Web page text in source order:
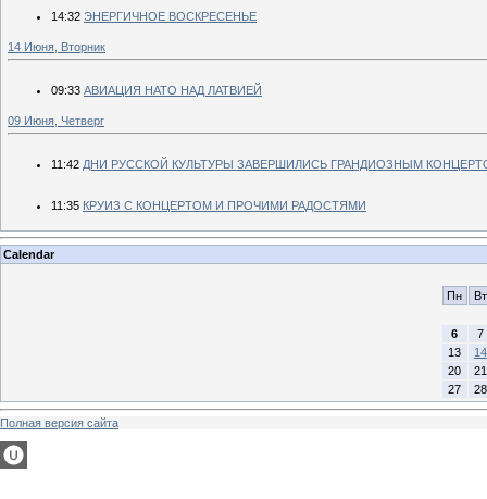
14:32 ЭНЕРГИЧНОЕ ВОСКРЕСЕНЬЕ
14 Июня, Вторник
09:33 АВИАЦИЯ НАТО НАД ЛАТВИЕЙ
09 Июня, Четверг
11:42 ДНИ РУССКОЙ КУЛЬТУРЫ ЗАВЕРШИЛИСЬ ГРАНДИОЗНЫМ
11:35 КРУИЗ С КОНЦЕРТОМ И ПРОЧИМИ РАДОСТЯМИ
Calendar
Пн Вт
6
7
13
14
20
21
27
28
Полная версия сайта